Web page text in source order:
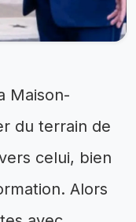
Maison-
du terrain de
celui, bien
Alors